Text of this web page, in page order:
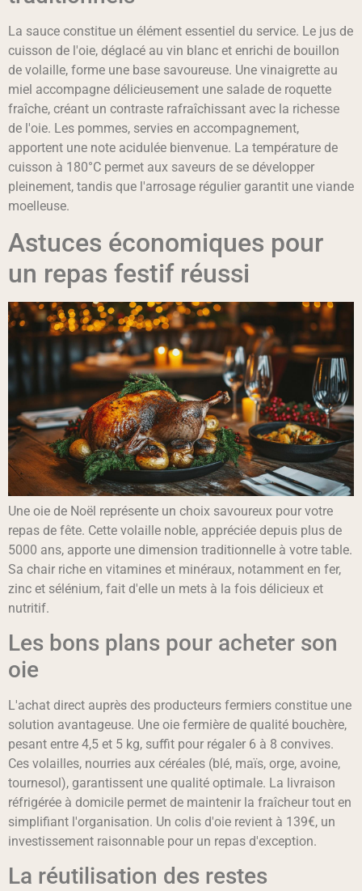
La sauce constitue un élément essentiel du service. Le jus de
cuisson de l'oie, déglacé au vin blanc et enrichi de bouillon
de volaille, forme une base savoureuse. Une vinaigrette au
miel accompagne délicieusement une salade de roquette
fraîche, créant un contraste rafraîchissant avec la richesse
de l'oie. Les pommes, servies en accompagnement,
apportent une note acidulée bienvenue. La température de
cuisson à 180°C permet aux saveurs de se développer
pleinement, tandis que l'arrosage régulier garantit une viande
moelleuse.
Astuces économiques pour
un repas festif réussi
Une oie de Noël représente un choix savoureux pour votre
repas de fête. Cette volaille noble, appréciée depuis plus de
5000 ans, apporte une dimension traditionnelle à votre table.
Sa chair riche en vitamines et minéraux, notamment en fer,
zinc et sélénium, fait d'elle un mets à la fois délicieux et
nutritif.
Les bons plans pour acheter son
oie
L'achat direct auprès des producteurs fermiers constitue une
solution avantageuse. Une oie fermière de qualité bouchère,
pesant entre 4,5 et 5 kg, suffit pour régaler 6 à 8 convives.
Ces volailles, nourries aux céréales (blé, maïs, orge, avoine,
tournesol), garantissent une qualité optimale. La livraison
réfrigérée à domicile permet de maintenir la fraîcheur tout en
simplifiant l'organisation. Un colis d'oie revient à 139€, un
investissement raisonnable pour un repas d'exception.
La réutilisation des restes